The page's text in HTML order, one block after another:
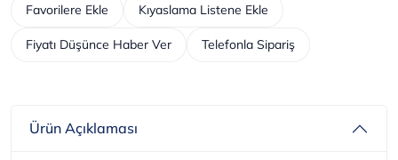
Telefonla Sipariş
Kıyaslama Listene Ekle
Favorilere Ekle
Fiyatı Düşünce Haber Ver
Ürün Açıklaması